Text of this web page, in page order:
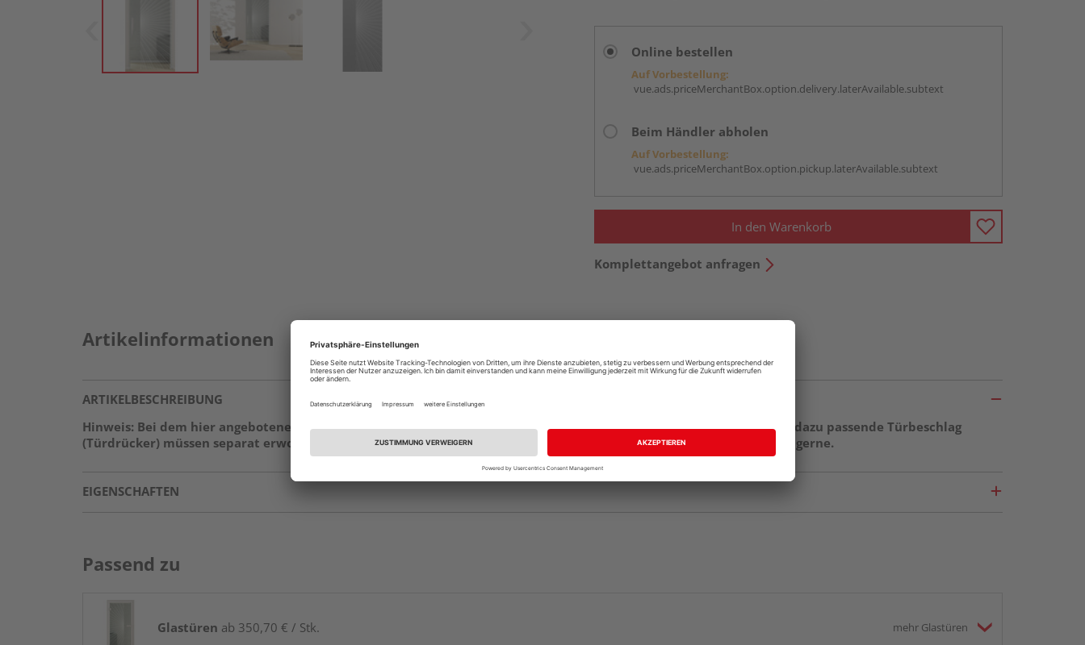
Online bestellen
Auf Vorbestellung:
vue.ads.priceMerchantBox.option.delivery.laterAvailable.subtext
Beim Händler abholen
Auf Vorbestellung:
vue.ads.priceMerchantBox.option.pickup.laterAvailable.subtext
In den Warenkorb
Komplettangebot anfragen
Artikelinformationen
ARTIKELBESCHREIBUNG
Hinweis: Bei dem hier angebotenen Produkt handelt es sich nur um ein Türblatt, die dazu passende Zarge sowie der dazu passende Türbeschlag
(Türdrücker) müssen separat erworben werden, sofern nicht bereits vorhanden. Ihr HolzLand-Fachhändler berät Sie gerne.
EIGENSCHAFTEN
Passend zu
Glastüren ab 350,70 € / Stk. mehr Glastüren